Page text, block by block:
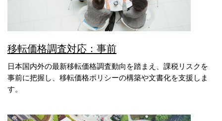
移転価格調査対応：事前
日本国内外の最新移転価格調査動向を踏まえ、課税リスクを
事前に把握し、移転価格ポリシーの構築や文書化を支援しま
す。